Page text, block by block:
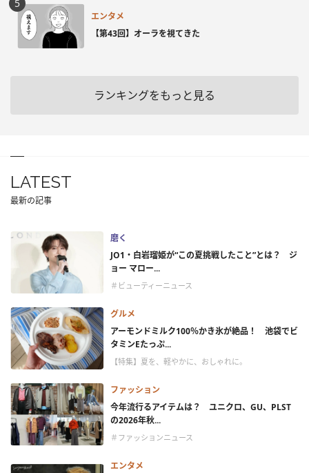
エンタメ
【第43回】オーラを視てきた
ランキングをもっと見る
LATEST
最新の記事
磨く
JO1・白岩瑠姫が“この夏挑戦したこと”とは？ ジ
ョー マロー...
＃ビューティーニュース
グルメ
アーモンドミルク100％かき氷が絶品！ 池袋でビ
タミンEたっぷ...
【特集】夏を、軽やかに、おしゃれに。
ファッション
今年流行るアイテムは？ ユニクロ、GU、PLST
の2026年秋...
＃ファッションニュース
エンタメ